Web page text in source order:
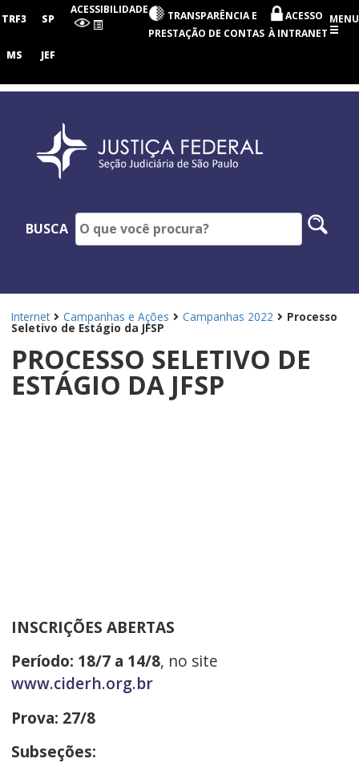
Judiciária
Paulo
TRF3 SP
MS JEF
ACESSIBILIDADE
TRANSPARÊNCIA E
PRESTAÇÃO DE CONTAS
ACESSO
À INTRANET
MENU
BUSCA
Internet Campanhas e Ações Campanhas 2022 Processo
Seletivo de Estágio da JFSP
PROCESSO SELETIVO DE
ESTÁGIO DA JFSP
INSCRIÇÕES ABERTAS
Período: 18/7 a 14/8, no site
www.ciderh.org.br
Prova: 27/8
Subseções: